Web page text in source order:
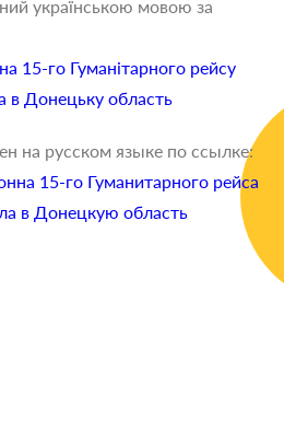
українською мовою за
15-го Гуманітарного рейсу
в Донецьку область
на русском языке по ссылке:
15-го Гуманитарного рейса
в Донецкую область